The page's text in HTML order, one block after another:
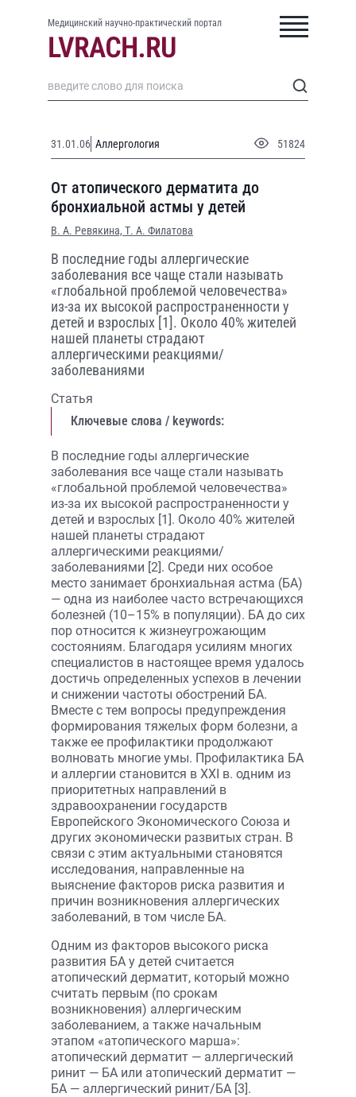
Медицинский научно-практический портал
31.01.06 Аллергология 51824
От атопического дерматита до
бронхиальной астмы у детей
В. А. Ревякина, Т. А. Филатова
В последние годы аллергические
заболевания все чаще стали называть
«глобальной проблемой человечества»
из-за их высокой распространенности у
детей и взрослых [1]. Около 40% жителей
нашей планеты страдают
аллергическими реакциями/
заболеваниями
Статья
Ключевые слова / keywords:
В последние годы аллергические
заболевания все чаще стали называть
«глобальной проблемой человечества»
из-за их высокой распространенности у
детей и взрослых [1]. Около 40% жителей
нашей планеты страдают
аллергическими реакциями/
заболеваниями [2]. Среди них особое
место занимает бронхиальная астма (БА)
— одна из наиболее часто встречающихся
болезней (10–15% в популяции). БА до сих
пор относится к жизнеугрожающим
состояниям. Благодаря усилиям многих
специалистов в настоящее время удалось
достичь определенных успехов в лечении
и снижении частоты обострений БА.
Вместе с тем вопросы предупреждения
формирования тяжелых форм болезни, а
также ее профилактики продолжают
волновать многие умы. Профилактика БА
и аллергии становится в XXI в. одним из
приоритетных направлений в
здравоохранении государств
Европейского Экономического Союза и
других экономически развитых стран. В
связи с этим актуальными становятся
исследования, направленные на
выяснение факторов риска развития и
причин возникновения аллергических
заболеваний, в том числе БА.
Одним из факторов высокого риска
развития БА у детей считается
атопический дерматит, который можно
считать первым (по срокам
возникновения) аллергическим
заболеванием, а также начальным
этапом «атопического марша»:
атопический дерматит — аллергический
ринит — БА или атопический дерматит —
БА — аллергический ринит/БА [3].